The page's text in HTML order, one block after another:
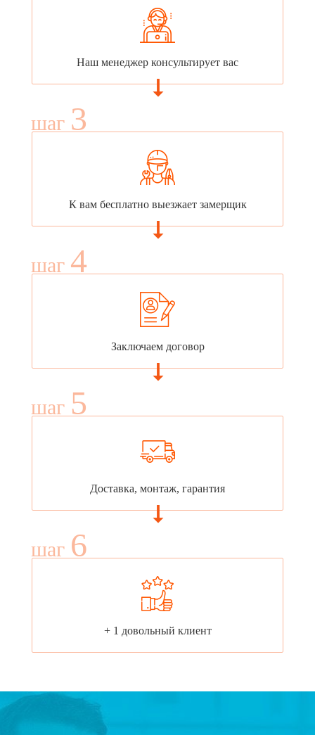
Наш менеджер консультирует вас
шаг 3
К вам бесплатно выезжает замерщик
шаг 4
Заключаем договор
шаг 5
Доставка, монтаж, гарантия
шаг 6
+ 1 довольный клиент